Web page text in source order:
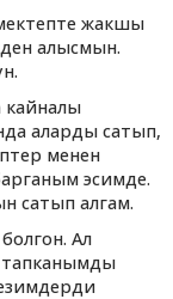
жакшы
алысмын.
кайналы
аларды сатып,
менен
эсимде.
сатып алгам.
Ал
тапканымды